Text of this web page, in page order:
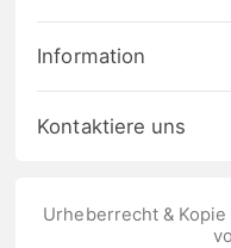
Information
Kontaktiere uns
Urheberrecht & Kopie